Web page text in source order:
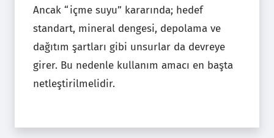
Ancak “içme suyu” kararında; hedef
standart, mineral dengesi, depolama ve
dağıtım şartları gibi unsurlar da devreye
girer. Bu nedenle kullanım amacı en başta
netleştirilmelidir.